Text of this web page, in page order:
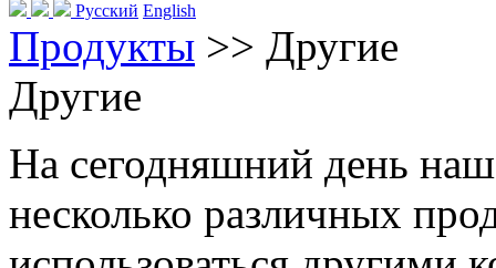
Русский English
Продукты >> Другие
Другие
На сегодняшний день наш
несколько различных